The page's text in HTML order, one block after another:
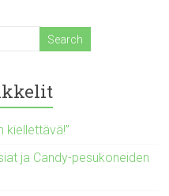
kiellettävä!”
ja Candy-pesukoneiden